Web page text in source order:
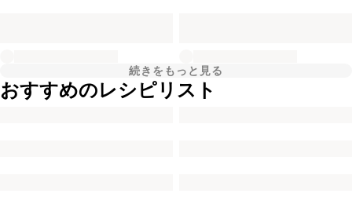
続きをもっと見る
おすすめのレシピリスト